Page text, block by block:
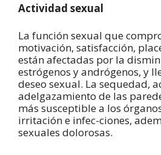
Actividad sexual
La función sexual que
motivación, satisfacción,
están afectadas por la
estrógenos y andrógenos, y
deseo sexual. La sequedad,
adelgazamiento de las
más susceptible a los
irritación e infec-ciones,
sexuales dolorosas.